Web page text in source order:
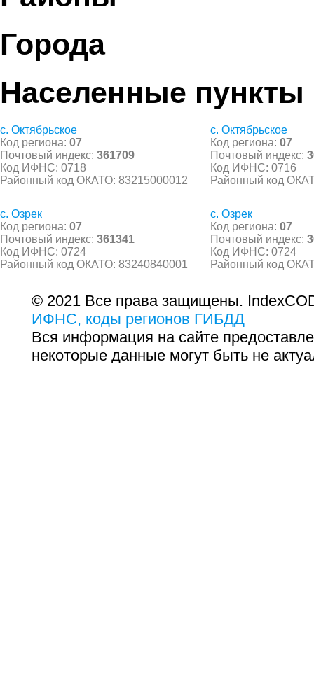
Города
Населенные пункты
с. Октябрьское
Код региона: 07
Почтовый индекс: 361709
Код ИФНС: 0718
Районный код ОКАТО: 83215000012
с. Октябрьское
Код региона: 07
Почтовый индекс:
Код ИФНС: 0716
Районный код
с. Озрек
Код региона: 07
Почтовый индекс: 361341
Код ИФНС: 0724
Районный код ОКАТО: 83240840001
с. Озрек
Код региона: 07
Почтовый индекс:
Код ИФНС: 0724
Районный код
© 2021 Все права защищены.
ИФНС, коды регионов ГИБДД
Вся информация на сайте
некоторые данные могут быть не